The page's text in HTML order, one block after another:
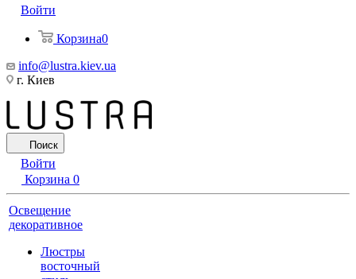
Войти
Корзина0
info@lustra.kiev.ua
г. Киев
Поиск
Войти
Корзина 0
Освещение
декоративное
Люстры
восточный